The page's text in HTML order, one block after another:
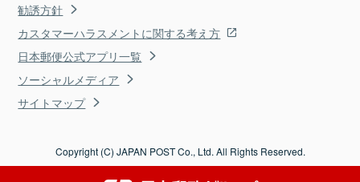
勧誘方針
カスタマーハラスメントに関する考え方
日本郵便公式アプリ一覧
ソーシャルメディア
サイトマップ
Copyright (C) JAPAN POST Co., Ltd. All Rights Reserved.